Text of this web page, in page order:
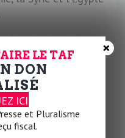
Gaza à de mirifiques
méditerranée. Il veut
en les
impossible leur
d’une mémoire
villes et les maisons,
qui donne forme aux
LE TAF
DON
ICI
et Pluralisme
fiscal.
×